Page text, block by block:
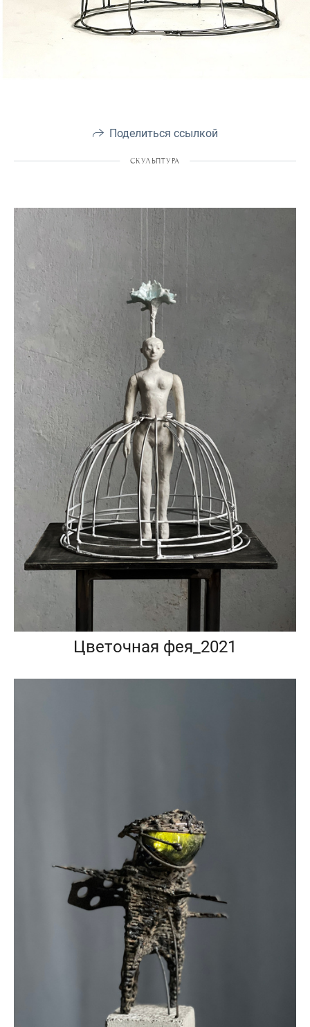
Поделиться ссылкой
СКУЛЬПТУРА
Цветочная фея_2021